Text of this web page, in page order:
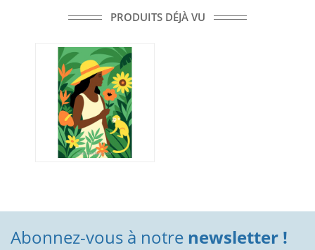
PRODUITS DÉJÀ VU
Abonnez-vous à notre newsletter !